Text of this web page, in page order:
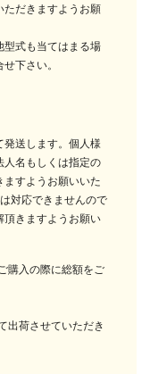
ただきますようお願
型式も当てはまる場
下さい。
送します。個人様
人名もしくは指定の
すようお願いいた
対応できませんので
頂きますようお願い
購入の際に総額をご
出荷させていただき